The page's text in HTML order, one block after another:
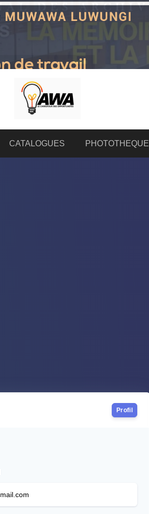
CATALOGUES PHOTOTHEQUE
Profil